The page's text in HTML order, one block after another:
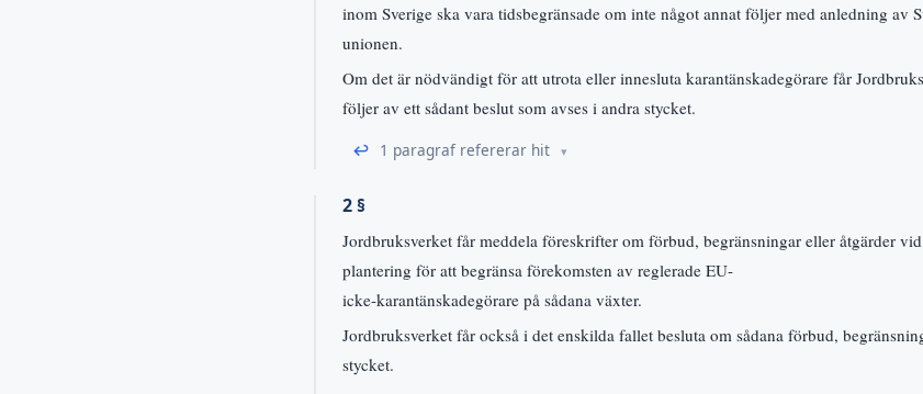
inom Sverige ska vara tidsbegränsade om inte något annat följer med anledning av
unionen.
Om det är nödvändigt för att utrota eller innesluta karantänskadegörare får
följer av ett sådant beslut som avses i andra stycket.
↩ 1 paragraf refererar hit
2 §
Jordbruksverket får meddela föreskrifter om förbud, begränsningar eller åtgärder
plantering för att begränsa förekomsten av reglerade EU-
icke-karantänskadegörare på sådana växter.
Jordbruksverket får också i det enskilda fallet besluta om sådana förbud,
stycket.